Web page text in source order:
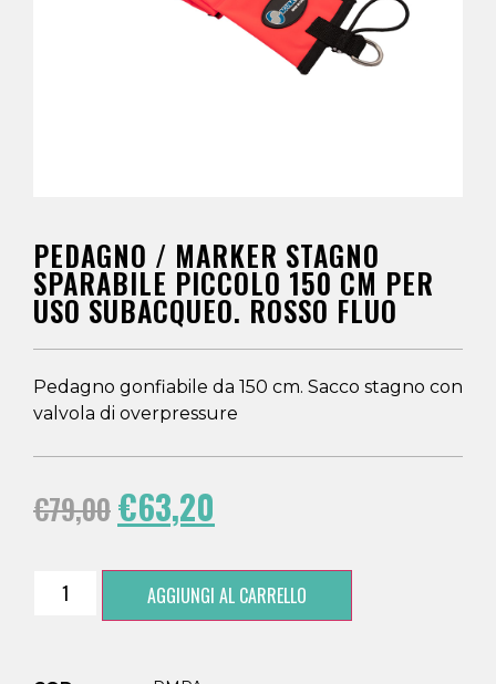
PEDAGNO / MARKER STAGNO
SPARABILE PICCOLO 150 CM PER
USO SUBACQUEO. ROSSO FLUO
Pedagno gonfiabile da 150 cm. Sacco stagno con
valvola di overpressure
€79,00€63,20
AGGIUNGI AL CARRELLO